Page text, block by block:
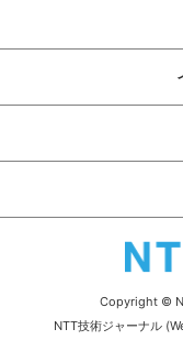
Copyright ©
NTT技術ジャーナル